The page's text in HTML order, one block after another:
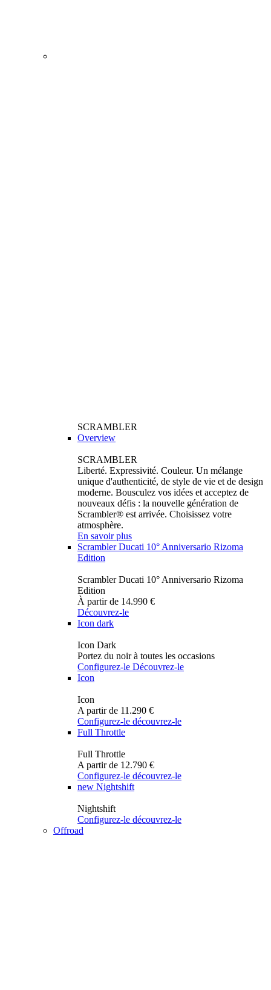
SCRAMBLER
Overview
SCRAMBLER
Liberté. Expressivité. Couleur. Un mélange
unique d'authenticité, de style de vie et de design
moderne. Bousculez vos idées et acceptez de
nouveaux défis : la nouvelle génération de
Scrambler® est arrivée. Choisissez votre
atmosphère.
En savoir plus
Scrambler Ducati 10° Anniversario Rizoma
Edition
Scrambler Ducati 10° Anniversario Rizoma
Edition
À partir de 14.990 €
Découvrez-le
Icon dark
Icon Dark
Portez du noir à toutes les occasions
Configurez-le Découvrez-le
Icon
Icon
A partir de 11.290 €
Configurez-le découvrez-le
Full Throttle
Full Throttle
A partir de 12.790 €
Configurez-le découvrez-le
new Nightshift
Nightshift
Configurez-le découvrez-le
Offroad